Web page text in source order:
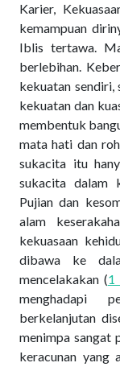
Karier,
kemampuan
Iblis tertawa.
berlebihan.
kekuatan sendiri,
kekuatan dan
membentuk
mata hati dan
sukacita itu
sukacita dalam
Pujian dan
alam
kekuasaan
dibawa ke
mencelakakan (1
menghadapi
berkelanjutan
menimpa sangat
keracunan yang